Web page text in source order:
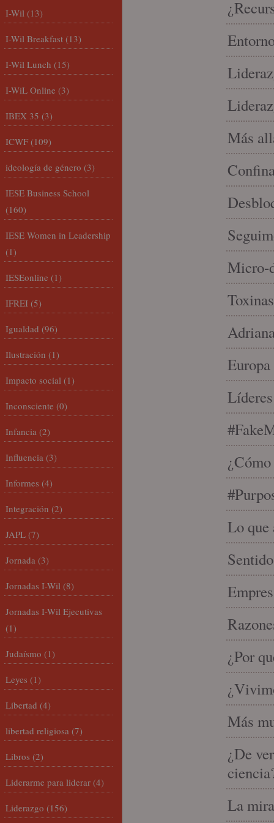
Más
Micro-
Lo que
¿Por
Más
¿De
La
I-Wil (13)
I-Wil Breakfast (13)
I-Wil Lunch (15)
I-WiL Online (3)
IBEX 35 (3)
ICWF (109)
ideología de género (3)
IESE Business School
(160)
IESE Women in Leadership
(1)
IESEonline (1)
IFREI (5)
Igualdad (96)
Ilustración (1)
Impacto social (1)
Inconsciente (0)
Infancia (2)
Influencia (3)
Informes (4)
Integración (2)
JAPL (7)
Jornada (3)
Jornadas I-Wil (8)
Jornadas I-Wil Ejecutivas
(1)
Judaísmo (1)
Leyes (1)
Libertad (4)
libertad religiosa (7)
Libros (2)
Liderarme para liderar (4)
Liderazgo (156)